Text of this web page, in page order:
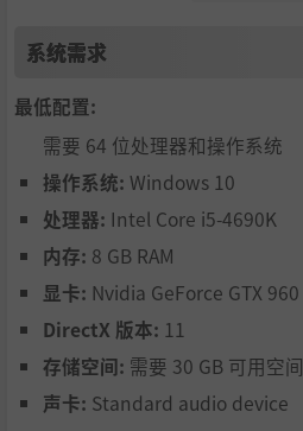
系统需求
最低配置:
需要 64 位处理器和操作系统
操作系统: Windows 10
处理器: Intel Core i5-4690K
内存: 8 GB RAM
显卡: Nvidia GeForce GTX 960
DirectX 版本: 11
存储空间: 需要 30 GB 可用空间
声卡: Standard audio device